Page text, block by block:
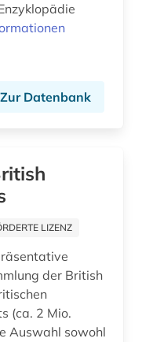
Zur Datenbank
LIZENZ
der British
(ca. 2 Mio.
Auswahl sowohl